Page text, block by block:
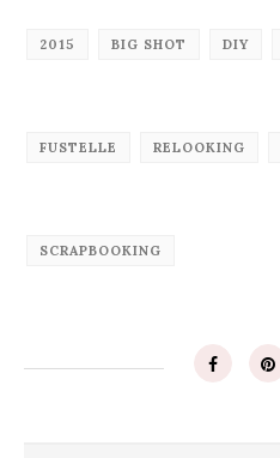
2015 BIG SHOT DIY
FUSTELLE RELOOKING
SCRAPBOOKING